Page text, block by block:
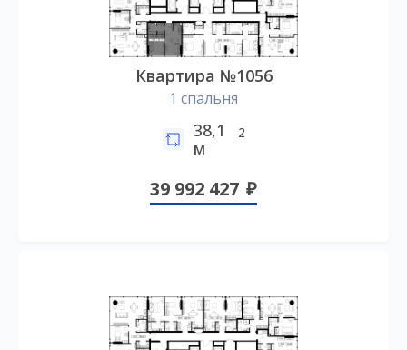
Квартира №1056
1 спальня
38,1
м
2
39 992 427